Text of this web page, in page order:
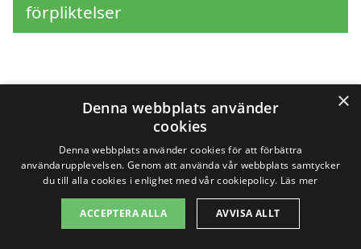
förpliktelser
Sök efter en
professionell för
balkong i andra städer
nära Ronneby
×
Denna webbplats använder
cookies
Denna webbplats använder cookies för att förbättra
användarupplevelsen. Genom att använda vår webbplats samtycker
du till alla cookies i enlighet med vår cookiepolicy. Läs mer
ACCEPTERA ALLA AVVISA ALLT